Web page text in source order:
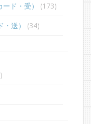
ド・受）
(173)
送） (34)